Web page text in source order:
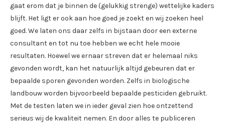
gaat erom dat je binnen de (gelukkig strenge) wettelijke kaders
blijft. Het ligt er ook aan hoe goed je zoekt en wij zoeken heel
goed. We laten ons daar zelfs in bijstaan door een externe
consultant en tot nu toe hebben we echt hele mooie
resultaten. Hoewel we ernaar streven dat er helemaal niks
gevonden wordt, kan het natuurlijk altijd gebeuren dat er
bepaalde sporen gevonden worden. Zelfs in biologische
landbouw worden bijvoorbeeld bepaalde pesticiden gebruikt.
Met de testen laten we in ieder geval zien hoe ontzettend
serieus wij de kwaliteit nemen. En door alles te publiceren